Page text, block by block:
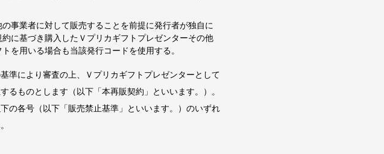
事業者に対して販売することを前提に発行者が独自に
に基づき購入したＶプリカギフトプレゼンターその他
を用いる場合も当該発行コードを使用する。
準により審査の上、Ｖプリカギフトプレゼンターとして
ものとします（以下「本再販契約」といいます。）。
の各号（以下「販売禁止基準」といいます。）のいずれ